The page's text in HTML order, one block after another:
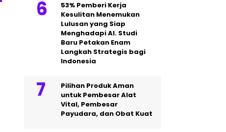
53% Pemberi Kerja
Kesulitan Menemukan
Lulusan yang Siap
Menghadapi AI. Studi
Baru Petakan Enam
Langkah Strategis bagi
Indonesia
Pilihan Produk Aman
untuk Pembesar Alat
Vital, Pembesar
Payudara, dan Obat Kuat